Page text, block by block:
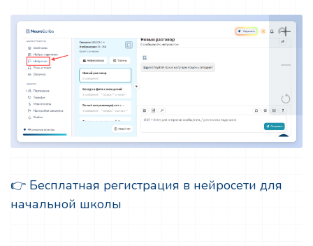
👉 Бесплатная регистрация в нейросети для
начальной школы